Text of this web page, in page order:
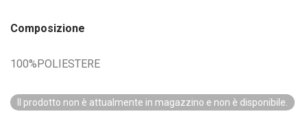
Composizione
100%POLIESTERE
Il prodotto non è attualmente in magazzino e non è disponibile.